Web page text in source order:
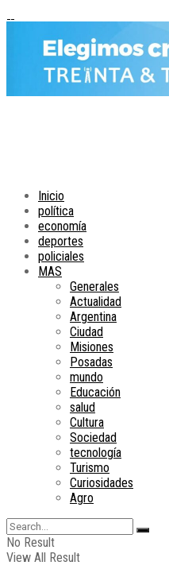
Inicio
política
economía
deportes
policiales
MAS
Generales
Actualidad
Argentina
Ciudad
Misiones
Posadas
mundo
Educación
salud
Cultura
Sociedad
tecnología
Turismo
Curiosidades
Agro
No Result
View All Result